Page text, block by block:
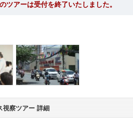
ツアーは受付を終了いたしました。
察ツアー 詳細